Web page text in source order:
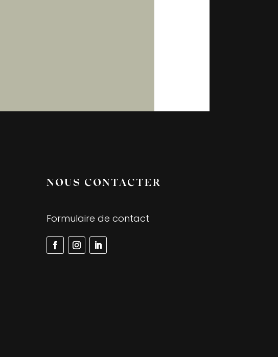
NOUS CONTACTER
Formulaire de contact